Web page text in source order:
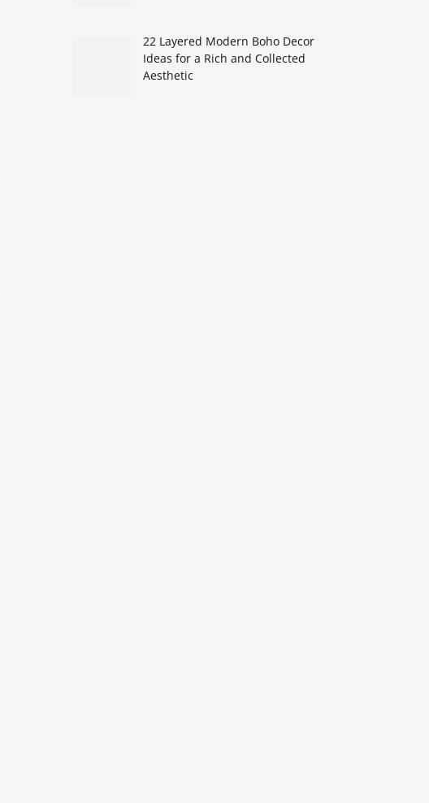
22 Layered Modern Boho Decor
Ideas for a Rich and Collected
Aesthetic